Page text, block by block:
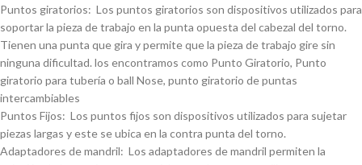
Puntos giratorios: Los puntos giratorios son dispositivos utilizados para
soportar la pieza de trabajo en la punta opuesta del cabezal del torno.
Tienen una punta que gira y permite que la pieza de trabajo gire sin
ninguna dificultad. los encontramos como Punto Giratorio, Punto
giratorio para tuberí­a o ball Nose, punto giratorio de puntas
intercambiables
Puntos Fijos: Los puntos fijos son dispositivos utilizados para sujetar
piezas largas y este se ubica en la contra punta del torno.
Adaptadores de mandril: Los adaptadores de mandril permiten la